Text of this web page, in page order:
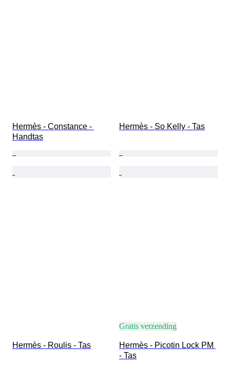
Hermès - Constance -
Handtas
Hermès - So Kelly - Tas
Hermès - Roulis - Tas
Gratis verzending
Hermès - Picotin Lock PM
- Tas